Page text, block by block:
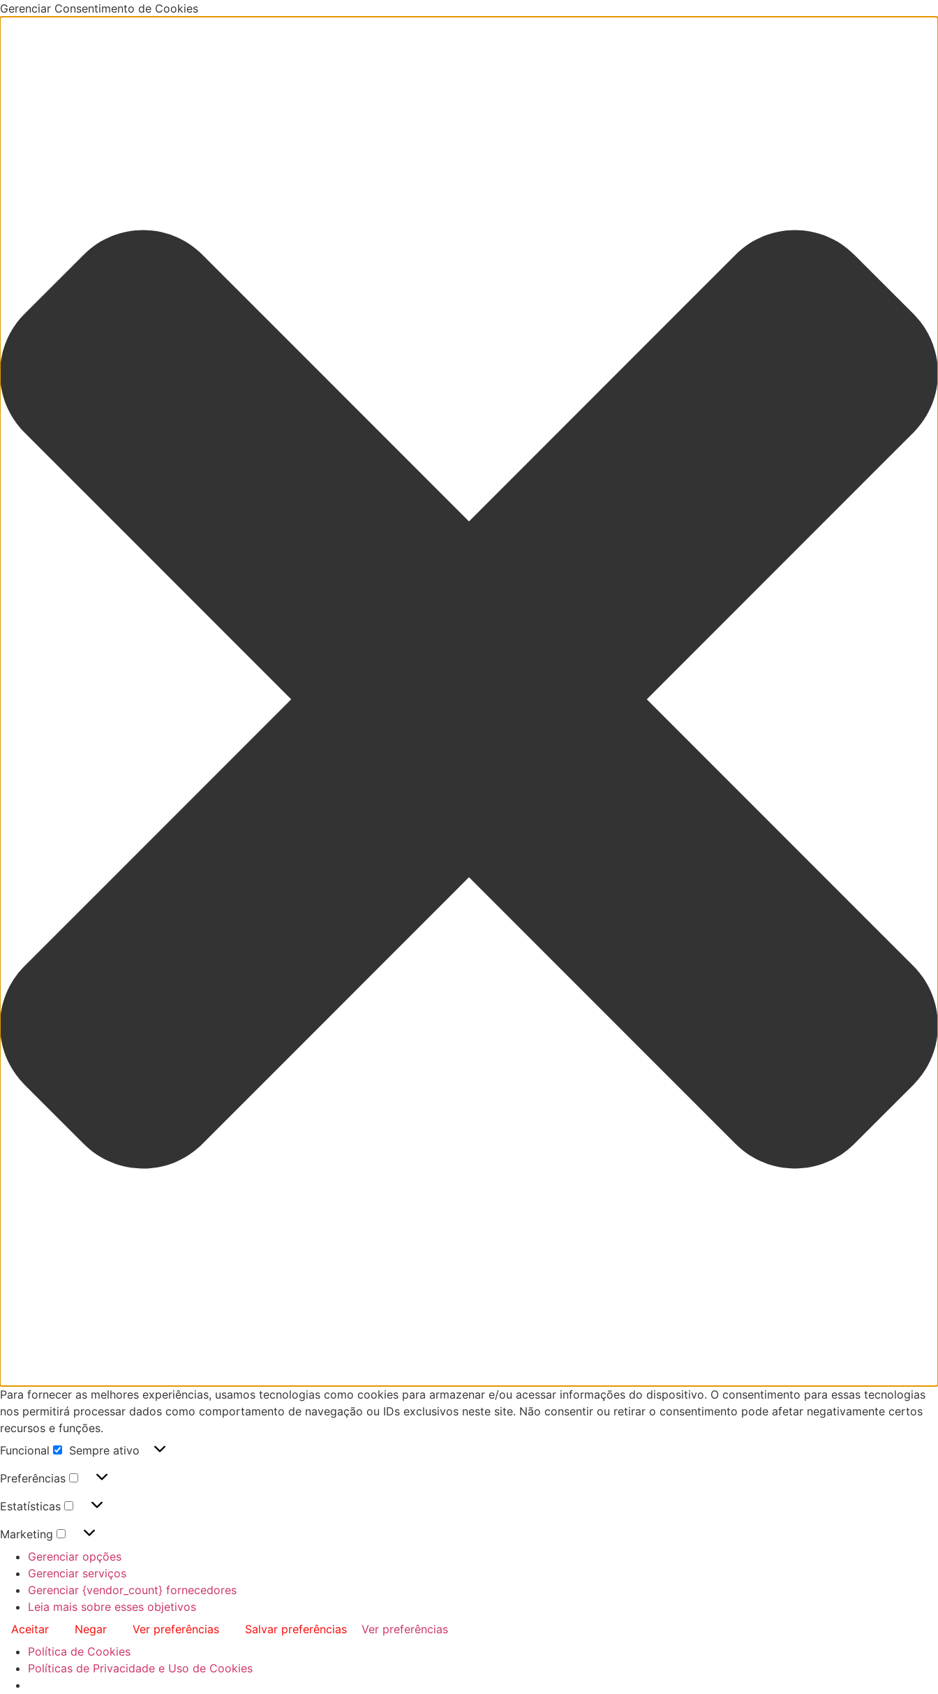
Gerenciar Consentimento de Cookies
Para fornecer as melhores experiências, usamos tecnologias como cookies para armazenar e/ou acessar informações do dispositivo. O consentimento para essas tecnologias
nos permitirá processar dados como comportamento de navegação ou IDs exclusivos neste site. Não consentir ou retirar o consentimento pode afetar negativamente certos
recursos e funções.
Funcional
Sempre ativo
Preferências
Estatísticas
Marketing
Gerenciar opções
Gerenciar serviços
Gerenciar {vendor_count} fornecedores
Leia mais sobre esses objetivos
Aceitar
Negar Ver preferências Salvar preferências
Ver preferências
Política de Cookies
Políticas de Privacidade e Uso de Cookies